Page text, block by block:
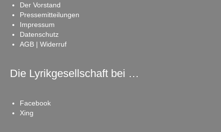
Der Vorstand
Pressemitteilungen
Impressum
Datenschutz
AGB | Widerruf
Die Lyrikgesellschaft bei …
Facebook
Xing